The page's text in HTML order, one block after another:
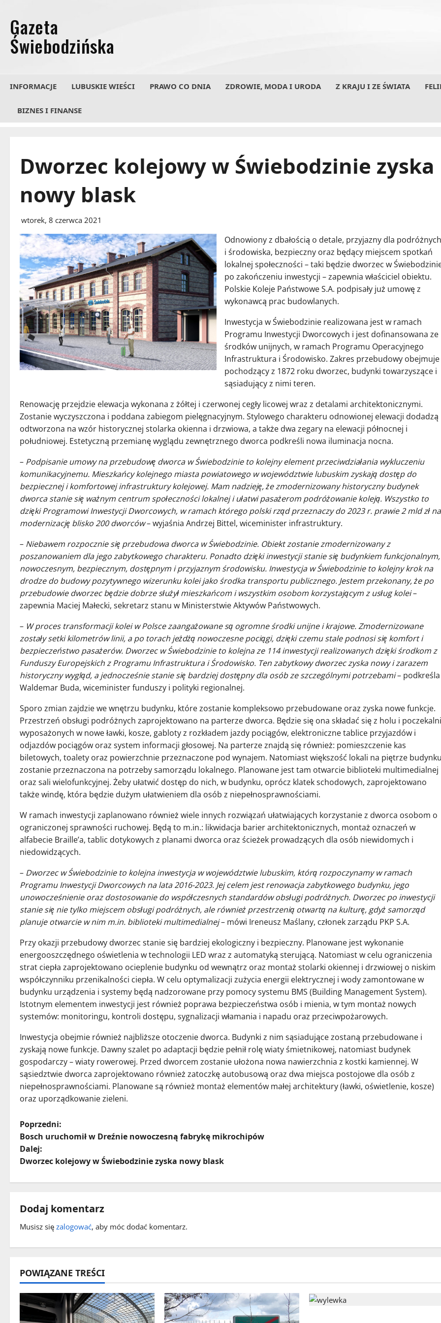
treści
INFORMACJE LUBUSKIE WIEŚCI PRAWO CO DNIA ZDROWIE, MODA I URODA Z KRAJU I ZE ŚWIATA
BIZNES I FINANSE
Dworzec kolejowy w Świebodzinie zyska
nowy blask
wtorek, 8 czerwca 2021
Odnowiony z dbałością o detale, przyjazny dla podróżnych
i środowiska, bezpieczny oraz będący miejscem spotkań
lokalnej społeczności – taki będzie dworzec w
po zakończeniu inwestycji – zapewnia właściciel obiektu.
Polskie Koleje Państwowe S.A. podpisały już umowę z
wykonawcą prac budowlanych.
Inwestycja w Świebodzinie realizowana jest w ramach
Programu Inwestycji Dworcowych i jest dofinansowana ze
środków unijnych, w ramach Programu Operacyjnego
Infrastruktura i Środowisko. Zakres przebudowy obejmuje
pochodzący z 1872 roku dworzec, budynki towarzyszące i
sąsiadujący z nimi teren.
Renowację przejdzie elewacja wykonana z żółtej i czerwonej cegły licowej wraz z detalami architektonicznymi.
Zostanie wyczyszczona i poddana zabiegom pielęgnacyjnym. Stylowego charakteru odnowionej elewacji dodadzą
odtworzona na wzór historycznej stolarka okienna i drzwiowa, a także dwa zegary na elewacji północnej i
południowej. Estetyczną przemianę wyglądu zewnętrznego dworca podkreśli nowa iluminacja nocna.
– Podpisanie umowy na przebudowę dworca w Świebodzinie to kolejny element przeciwdziałania wykluczeniu
komunikacyjnemu. Mieszkańcy kolejnego miasta powiatowego w województwie lubuskim zyskają dostęp do
bezpiecznej i komfortowej infrastruktury kolejowej. Mam nadzieję, że zmodernizowany historyczny budynek
dworca stanie się ważnym centrum społeczności lokalnej i ułatwi pasażerom podróżowanie koleją. Wszystko to
dzięki Programowi Inwestycji Dworcowych, w ramach którego polski rząd przeznaczy do 2023 r. prawie 2 mld zł na
modernizację blisko 200 dworców– wyjaśnia Andrzej Bittel, wiceminister infrastruktury.
– Niebawem rozpocznie się przebudowa dworca w Świebodzinie. Obiekt zostanie zmodernizowany z
poszanowaniem dla jego zabytkowego charakteru. Ponadto dzięki inwestycji stanie się budynkiem funkcjonalnym,
nowoczesnym, bezpiecznym, dostępnym i przyjaznym środowisku. Inwestycja w Świebodzinie to kolejny krok na
drodze do budowy pozytywnego wizerunku kolei jako środka transportu publicznego. Jestem przekonany, że po
przebudowie dworzec będzie dobrze służył mieszkańcom i wszystkim osobom korzystającym z usług kolei–
zapewnia Maciej Małecki, sekretarz stanu w Ministerstwie Aktywów Państwowych.
– W proces transformacji kolei w Polsce zaangażowane są ogromne środki unijne i krajowe. Zmodernizowane
zostały setki kilometrów linii, a po torach jeżdżą nowoczesne pociągi, dzięki czemu stale podnosi się komfort i
bezpieczeństwo pasażerów. Dworzec w Świebodzinie to kolejna ze 114 inwestycji realizowanych dzięki środkom z
Funduszy Europejskich z Programu Infrastruktura i Środowisko. Ten zabytkowy dworzec zyska nowy i zarazem
historyczny wygląd, a jednocześnie stanie się bardziej dostępny dla osób ze szczególnymi potrzebami– podkreśla
Waldemar Buda, wiceminister funduszy i polityki regionalnej.
Sporo zmian zajdzie we wnętrzu budynku, które zostanie kompleksowo przebudowane oraz zyska nowe funkcje.
Przestrzeń obsługi podróżnych zaprojektowano na parterze dworca. Będzie się ona składać się z holu i poczekalni
wyposażonych w nowe ławki, kosze, gabloty z rozkładem jazdy pociągów, elektroniczne tablice przyjazdów i
odjazdów pociągów oraz system informacji głosowej. Na parterze znajdą się również: pomieszczenie kas
biletowych, toalety oraz powierzchnie przeznaczone pod wynajem. Natomiast większość lokali na piętrze
zostanie przeznaczona na potrzeby samorządu lokalnego. Planowane jest tam otwarcie biblioteki multimedialnej
oraz sali wielofunkcyjnej. Żeby ułatwić dostęp do nich, w budynku, oprócz klatek schodowych, zaprojektowano
także windę, która będzie dużym ułatwieniem dla osób z niepełnosprawnościami.
W ramach inwestycji zaplanowano również wiele innych rozwiązań ułatwiających korzystanie z dworca osobom o
ograniczonej sprawności ruchowej. Będą to m.in.: likwidacja barier architektonicznych, montaż oznaczeń w
alfabecie Braille’a, tablic dotykowych z planami dworca oraz ścieżek prowadzących dla osób niewidomych i
niedowidzących.
– Dworzec w Świebodzinie to kolejna inwestycja w województwie lubuskim, którą rozpoczynamy w ramach
Programu Inwestycji Dworcowych na lata 2016-2023. Jej celem jest renowacja zabytkowego budynku, jego
unowocześnienie oraz dostosowanie do współczesnych standardów obsługi podróżnych. Dworzec po inwestycji
stanie się nie tylko miejscem obsługi podróżnych, ale również przestrzenią otwartą na kulturę, gdyż samorząd
planuje otwarcie w nim m.in. biblioteki multimedialnej– mówi Ireneusz Maślany, członek zarządu PKP S.A.
Przy okazji przebudowy dworzec stanie się bardziej ekologiczny i bezpieczny. Planowane jest wykonanie
energooszczędnego oświetlenia w technologii LED wraz z automatyką sterującą. Natomiast w celu ograniczenia
strat ciepła zaprojektowano ocieplenie budynku od wewnątrz oraz montaż stolarki okiennej i drzwiowej o niskim
współczynniku przenikalności ciepła. W celu optymalizacji zużycia energii elektrycznej i wody zamontowane w
budynku urządzenia i systemy będą nadzorowane przy pomocy systemu BMS (Building Management System).
Istotnym elementem inwestycji jest również poprawa bezpieczeństwa osób i mienia, w tym montaż nowych
systemów: monitoringu, kontroli dostępu, sygnalizacji włamania i napadu oraz przeciwpożarowych.
Inwestycja obejmie również najbliższe otoczenie dworca. Budynki z nim sąsiadujące zostaną przebudowane i
zyskają nowe funkcje. Dawny szalet po adaptacji będzie pełnił rolę wiaty śmietnikowej, natomiast budynek
gospodarczy – wiaty rowerowej. Przed dworcem zostanie ułożona nowa nawierzchnia z kostki kamiennej. W
sąsiedztwie dworca zaprojektowano również zatoczkę autobusową oraz dwa miejsca postojowe dla osób z
niepełnosprawnościami. Planowane są również montaż elementów małej architektury (ławki, oświetlenie, kosze)
oraz uporządkowanie zieleni.
Z
o
b
a
c
z
w
p
i
s
Poprzedni:
Bosch uruchomił w Dreźnie nowoczesną fabrykę mikrochipów
Dalej:
Dworzec kolejowy w Świebodzinie zyska nowy blask
Dodaj komentarz
Musisz się zalogować, aby móc dodać komentarz.
POWIĄZANE TREŚCI